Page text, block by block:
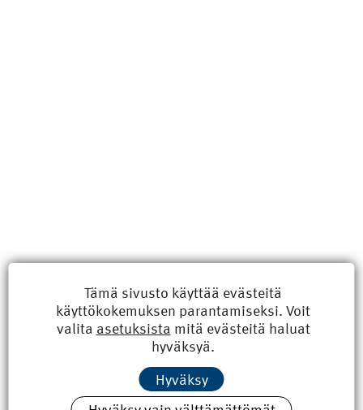
Kyberisku kiinteistötietoihin haittaisi energiarakentamista
8.6.2026 15:21
Tämä sivusto käyttää evästeitä
käyttökokemuksen parantamiseksi. Voit
valita asetuksista mitä evästeitä haluat
hyväksyä.
Hyväksy